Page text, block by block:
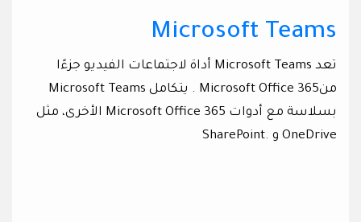
Microsoft Teams
تعد Microsoft Teams أداة لاجتماعات الفيديو جزءًا
منMicrosoft Office 365 . يتكامل Microsoft Teams
بسلاسة مع أدوات Microsoft Office 365 الأخرى، مثل
OneDrive و .SharePoint